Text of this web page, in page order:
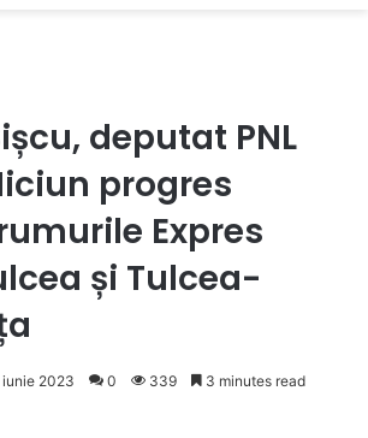
deputat PNL
progres
Expres
și Tulcea-
iunie 2023 0 339 3 minutes read